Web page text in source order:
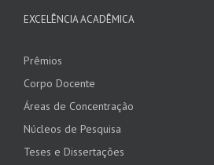
EXCELÊNCIA ACADÊMICA
Prêmios
Corpo Docente
Áreas de Concentração
Núcleos de Pesquisa
Teses e Dissertações